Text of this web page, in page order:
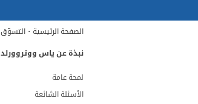
الصفحة الرئيسية التسوّق
نبذة عن ياس ووتروورلد
لمحة عامة
الأسئلة الشائعة